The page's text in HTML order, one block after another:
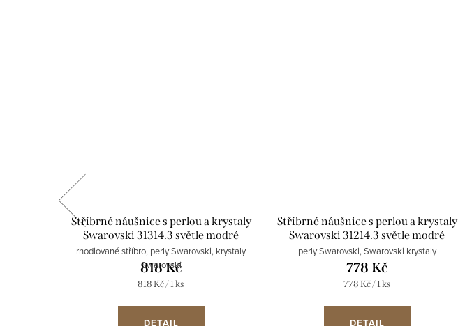
Stříbrné náušnice s perlou a krystaly
Swarovski 31314.3 světle modré
rhodiované stříbro, perly Swarovski, krystaly
Swarovski
818 Kč
Měrná
818 Kč / 1 ks
DETAIL
Stříbrné náušnice s perlou a krystaly
Swarovski 31214.3 světle modré
perly Swarovski, Swarovski krystaly
778 Kč
Měrná
778 Kč / 1 ks
DETAIL